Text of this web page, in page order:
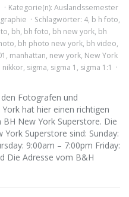
Kategorie(n): Auslandssemester
Schlagwörter: 4, b h foto,
, bh, bh foto, bh new york, bh
, bh photo new york, bh video,
, manhattan, new york, New York
nikkor, sigma, sigma 1 , sigma 1:1
Fotografen und
hat hier einen richtigen
New York Superstore. Die
Superstore sind: Sunday:
9:00am – 7:00pm Friday:
Die Adresse vom B&H